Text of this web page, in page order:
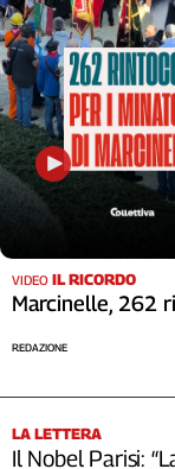
VIDEO IL RICORDO
Marcinelle, 262
REDAZIONE
LA LETTERA
Il Nobel Parisi: